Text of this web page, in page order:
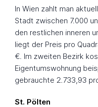
In Wien zahlt man
Stadt zwischen 7.000
den restlichen inneren
liegt der Preis pro
€. Im zweiten Bezirk
Eigentumswohnung
gebrauchte 2.733,93
St. Pölten